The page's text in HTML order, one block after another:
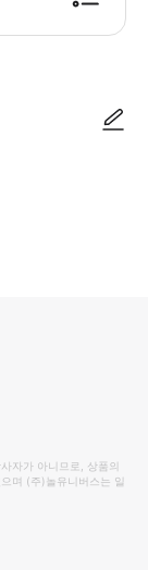
자가 아니므로, 상품의
며 (주)놀유니버스는 일